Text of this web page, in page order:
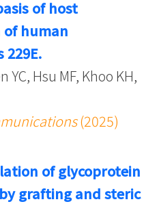
of host
human
229E.
YC, Hsu MF, Khoo KH,
(2025)
of glycoprotein
grafting and steric